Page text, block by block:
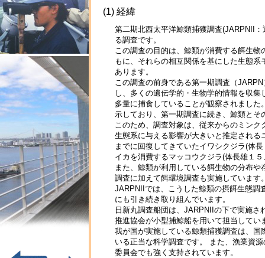
(1) 経緯
第二期北西太平洋鯨類捕獲調査(JARPNII
る調査です。
この調査の目的は、鯨類が消費する餌生
もに、それらの相互関係を基にした生態
あります。
この調査の前身である第一期調査（
し、多くの遺伝学的・生物学的情報を収
多量に捕食していることが観察されまし
示しており、第一期調査に続き、鯨類と
このため、調査対象は、従来からのミン
生態系に与える影響が大きいと推定され
までに回復してきていたイワシクジラ(体
イカを消費するマッコウクジラ(体長雄１
また、鯨類が利用している餌生物の分布
調査に加えて餌環境調査も実施しています
JARPNIIでは、こうした鯨類の摂餌生態調
にも引き続き取り組んでいます。
日新丸調査船団は、JARPNIIの下で実施
推進協会が小型捕鯨船を用いて担当してい
我が国が実施している鯨類捕獲調査は、
いる正当な科学調査です。 また、漁業資
委員会でも強く支持されています。